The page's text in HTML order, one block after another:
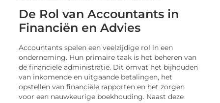
De Rol van Accountants in
Financiën en Advies
Accountants spelen een veelzijdige rol in een
onderneming. Hun primaire taak is het beheren van
de financiële administratie. Dit omvat het bijhouden
van inkomende en uitgaande betalingen, het
opstellen van financiële rapporten en het zorgen
voor een nauwkeurige boekhouding. Naast deze